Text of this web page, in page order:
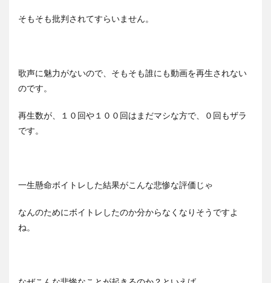
そもそも批判されてすらいません。
歌声に魅力がないので、そもそも誰にも動画を再生されない
のです。
再生数が、１０回や１００回はまだマシな方で、０回もザラ
です。
一生懸命ボイトレした結果がこんな悲惨な評価じゃ
なんのためにボイトレしたのか分からなくなりそうですよ
ね。